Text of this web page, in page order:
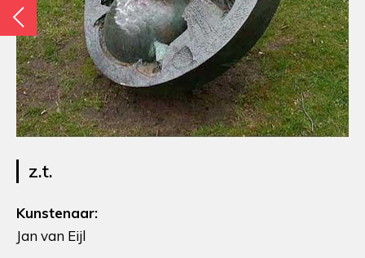
z.t.
Kunstenaar:
Jan van Eijl